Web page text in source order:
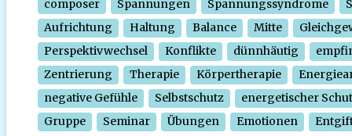
composer Spannungen Spannungssyndrome
Aufrichtung
Haltung Balance Mitte
Perspektivwechsel
Konflikte dünnhäutig
Zentrierung
Therapie Körpertherapie
negative Gefühle
Selbstschutz
energetischer
Gruppe
Seminar Übungen Emotionen